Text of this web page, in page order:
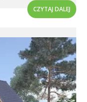
CZYTAJ DALEJ